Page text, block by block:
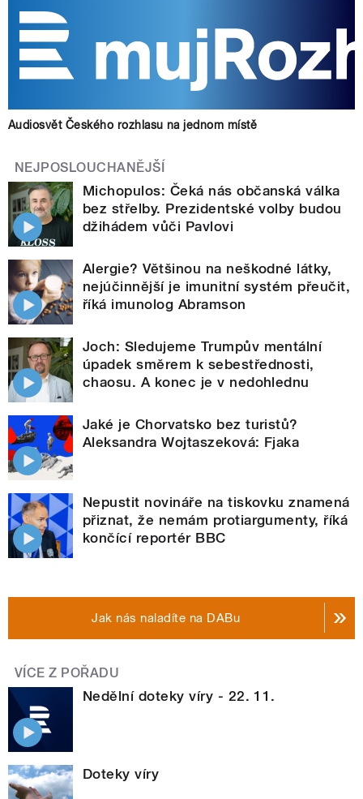
Audiosvět Českého rozhlasu na jednom místě
NEJPOSLOUCHANĚJŠÍ
Michopulos: Čeká nás občanská válka
bez střelby. Prezidentské volby budou
džihádem vůči Pavlovi
Alergie? Většinou na neškodné látky,
nejúčinnější je imunitní systém přeučit,
říká imunolog Abramson
Joch: Sledujeme Trumpův mentální
úpadek směrem k sebestřednosti,
chaosu. A konec je v nedohlednu
Jaké je Chorvatsko bez turistů?
Aleksandra Wojtaszeková: Fjaka
Nepustit novináře na tiskovku znamená
přiznat, že nemám protiargumenty, říká
končící reportér BBC
Jak nás naladíte na DABu
VÍCE Z POŘADU
Nedělní doteky víry - 22. 11.
Doteky víry